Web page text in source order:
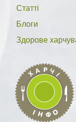
Статті
Блоги
Здорове